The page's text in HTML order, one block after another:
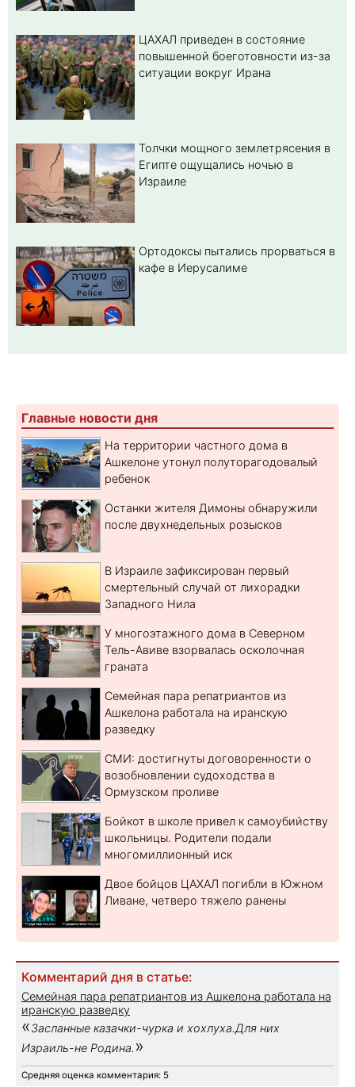
ЦАХАЛ приведен в состояние
повышенной боеготовности из-за
ситуации вокруг Ирана
Толчки мощного землетрясения в
Египте ощущались ночью в
Израиле
Ортодоксы пытались прорваться в
кафе в Иерусалиме
Главные новости дня
На территории частного дома в
Ашкелоне утонул полуторагодовалый
ребенок
Останки жителя Димоны обнаружили
после двухнедельных розысков
В Израиле зафиксирован первый
смертельный случай от лихорадки
Западного Нила
У многоэтажного дома в Северном
Тель-Авиве взорвалась осколочная
граната
Семейная пара репатриантов из
Ашкелона работала на иранскую
разведку
СМИ: достигнуты договоренности о
возобновлении судоходства в
Ормузском проливе
Бойкот в школе привел к самоубийству
школьницы. Родители подали
многомиллионный иск
Двое бойцов ЦАХАЛ погибли в Южном
Ливане, четверо тяжело ранены
Комментарий дня в статье:
Семейная пара репатриантов из Ашкелона работала на
иранскую разведку
«Засланные казачки-чурка и хохлуха.Для них
Израиль-не Родина. »
Средняя оценка комментария: 5